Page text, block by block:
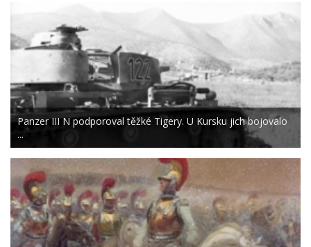
Panzer III N podporoval těžké Tigery. U Kursku jich bojovalo
...